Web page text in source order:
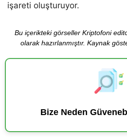
işareti oluşturuyor.
Bu içerikteki görseller Kriptofoni
olarak hazırlanmıştır. Kaynak
Bize Neden